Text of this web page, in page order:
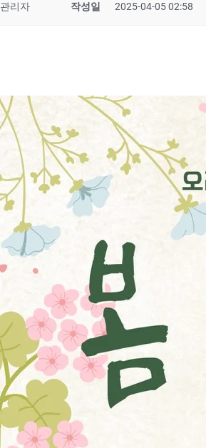
관리자 작성일 2025-04-05 02:58